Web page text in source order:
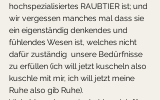
hochspezialisiertes RAUBTIER ist; und
wir vergessen manches mal dass sie
ein eigenständig denkendes und
fühlendes Wesen ist, welches nicht
dafür zuständig  unsere Bedürfnisse
zu erfüllen (ich will jetzt kuscheln also
kuschle mit mir, ich will jetzt meine
Ruhe also gib Ruhe).